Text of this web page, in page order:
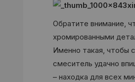
Обратите внимание,
хромированными
Именно такая, чтобы
смеситель удачно
– находка для всех